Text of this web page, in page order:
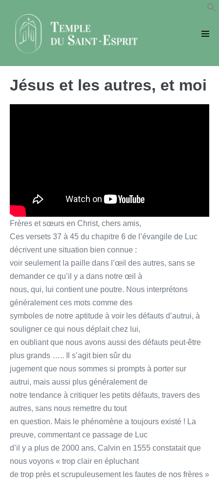
contenu
Jésus et les autres, et moi
Frères et sœurs en Christ, chers amis,
Ces versets 37 à 45 du chapitre 6 de l’évangile de Luc
décrivent une situation bien connue :
voir seulement la paille dans l’œil des autres, sans se
demander ce qu’il y a dans notre œil à
nous, qui, lui contient une poutre. Nous interprétons
généralement ces mots comme des
symboles de notre aptitude à voir les défauts d’autrui, à
souligner ce qui nous déplait chez lui,
en oubliant que nous avons aussi des défauts peut-être
plus grands ….. Il s’agit bien sûr du
jugement que nous sommes si prompts à porter sur
autrui, mais aussi plus généralement de
notre tendance à critiquer les petits défauts, travers des
autres, sans nous remettre du tout
en question. Mais le phénomène a toujours existé ! La
preuve, commentant ce passage de Luc
d’il y a plus de 2000 ans, Calvin en 1555 constatait que
nous voyons « trop clair en épluchant
de trop près et scrupuleusement les fautes de nos frères »